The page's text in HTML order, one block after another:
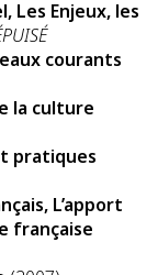
Les Enjeux, les
courants
la culture
pratiques
L’apport
française